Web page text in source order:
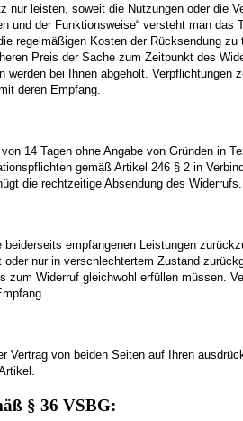
nur leisten, soweit die Nutzungen oder die
und der Funktionsweise“ versteht man
regelmäßigen Kosten der Rücksendung
Preis der Sache zum Zeitpunkt des
werden bei Ihnen abgeholt.
deren Empfang.
14 Tagen ohne Angabe von Gründen
gemäß Artikel 246 § 2 in
die rechtzeitige Absendung des Widerrufs.
empfangenen Leistungen
nur in verschlechtertem Zustand
zum Widerruf gleichwohl erfüllen müssen.
Vertrag von beiden Seiten auf Ihren
§ 36 VSBG: